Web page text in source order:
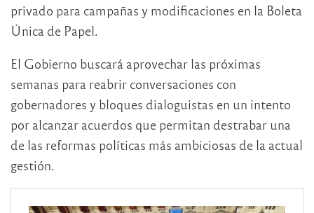
privado para campañas y modificaciones en la Boleta
Única de Papel.
El Gobierno buscará aprovechar las próximas
semanas para reabrir conversaciones con
gobernadores y bloques dialoguistas en un intento
por alcanzar acuerdos que permitan destrabar una
de las reformas políticas más ambiciosas de la actual
gestión.